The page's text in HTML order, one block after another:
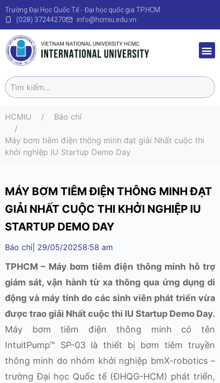
Trường Đại Học Quốc Tế - Đại học quốc gia TP.HCM
(028) 37244270
info@hcmiu.edu.vn
HCMIU Báo chí
Máy bơm tiêm điện thông minh đạt giải Nhất cuộc thi
khởi nghiệp IU Startup Demo Day
MÁY BƠM TIÊM ĐIỆN THÔNG MINH ĐẠT
GIẢI NHẤT CUỘC THI KHỞI NGHIỆP IU
STARTUP DEMO DAY
Báo chí 29/05/20258:58 am
TPHCM – Máy bơm tiêm điện thông minh hỗ trợ
giám sát, vận hành từ xa thông qua ứng dụng di
động và máy tính do các sinh viên phát triển vừa
được trao giải Nhất cuộc thi IU Startup Demo Day.
Máy bơm tiêm điện thông minh có tên
IntuitPump™ SP-03 là thiết bị bơm tiêm truyền
thông minh do nhóm khởi nghiệp bmX-robotics –
trường Đại học Quốc tế (ĐHQG-HCM) phát triển,